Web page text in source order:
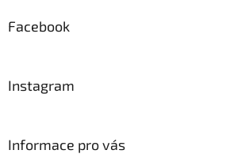
Facebook
Instagram
Informace pro vás